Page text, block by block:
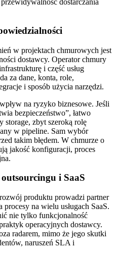
dostarczania
w projektach chmurowych jest
dostawcy. Operator chmury
i część usług
za dane, konta, role,
i sposób użycia narzędzi.
na ryzyko biznesowe. Jeśli
bezpieczeństwo”, łatwo
storage, zbyt szeroką rolę
w pipeline. Sam wybór
takim błędem. W chmurze o
jakość konfiguracji, proces
i SaaS
produktu prowadzi partner
na wielu usługach SaaS.
nie tylko funkcjonalność
operacyjnych dostawcy.
radarem, mimo że jego skutki
naruszeń SLA i